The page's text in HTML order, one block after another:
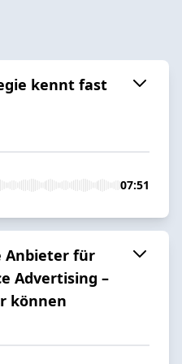
kennt fast
07:51
Anbieter für
Advertising –
können